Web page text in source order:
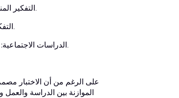
التفكير المنطقي من خلال اللغة العربية: يقيس فهم المقروء، والتعبير الكتابي، ومهارات القواعد.
التفكير الرياضي: يغطي حل المسائل الكمية، بما في ذلك الجبر والهندسة وتحليل البيانات.
الدراسات الاجتماعية: يقيم فهمك للتربية المدنية والحكومة، وتاريخ الولايات المتحدة، والاقتصاد، والجغرافيا.
على الرغم من أن الاختبار
الموازنة بين الدراسة